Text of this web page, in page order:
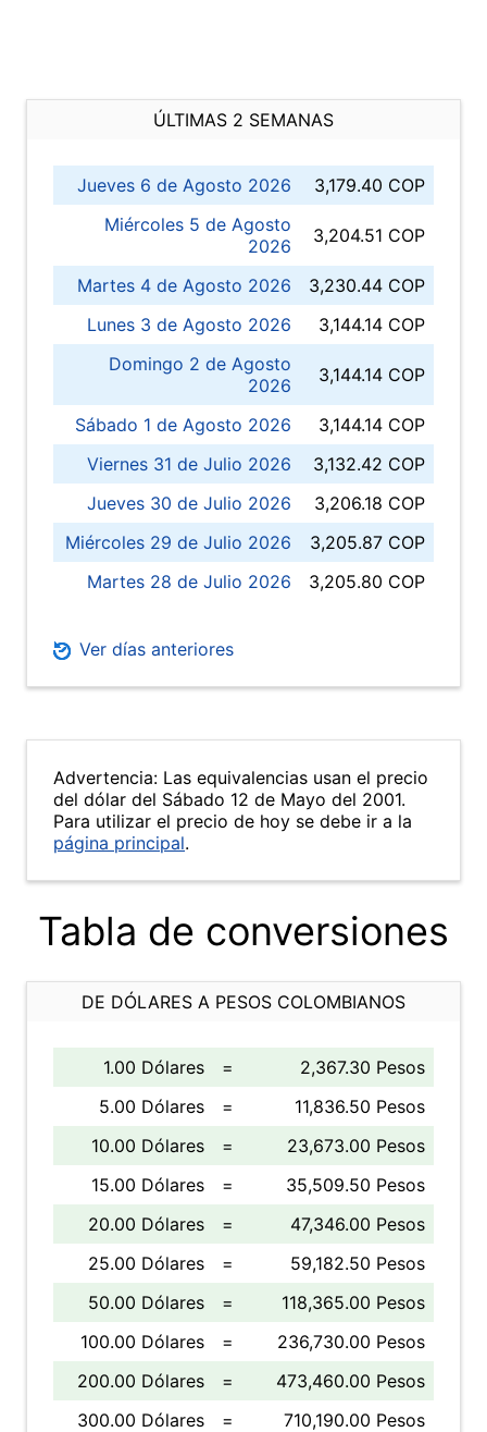
ÚLTIMAS 2 SEMANAS
Jueves 6 de Agosto 2026
3,179.40 COP
Miércoles 5 de Agosto
2026
3,204.51 COP
Martes 4 de Agosto 2026
3,230.44 COP
Lunes 3 de Agosto 2026
3,144.14 COP
Domingo 2 de Agosto
2026
3,144.14 COP
Sábado 1 de Agosto 2026
3,144.14 COP
Viernes 31 de Julio 2026
3,132.42 COP
Jueves 30 de Julio 2026
3,206.18 COP
Miércoles 29 de Julio 2026
3,205.87 COP
Martes 28 de Julio 2026
3,205.80 COP
Ver días anteriores
Advertencia: Las equivalencias usan el precio
del dólar del Sábado 12 de Mayo del 2001.
Para utilizar el precio de hoy se debe ir a la
página principal.
Tabla de conversiones
DE DÓLARES A PESOS COLOMBIANOS
1.00 Dólares =
2,367.30 Pesos
5.00 Dólares
=
11,836.50 Pesos
10.00 Dólares
=
23,673.00 Pesos
15.00 Dólares
=
35,509.50 Pesos
20.00 Dólares
=
47,346.00 Pesos
25.00 Dólares
=
59,182.50 Pesos
50.00 Dólares
=
118,365.00 Pesos
100.00 Dólares
=
236,730.00 Pesos
200.00 Dólares
=
473,460.00 Pesos
300.00 Dólares
=
710,190.00 Pesos